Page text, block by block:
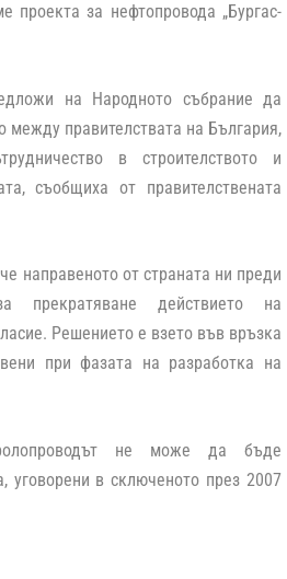
проекта за нефтопровода „Бургас-
на Народното събрание да
между правителствата на България,
в строителството и
съобщиха от правителствената
направеното от страната ни преди
прекратяване действието на
Решението е взето във връзка
при фазата на разработка на
не може да бъде
уговорени в сключеното през 2007